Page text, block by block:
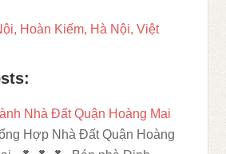
Hoàn Kiếm, Hà Nội, Việt
Nhà Đất Quận Hoàng Mai
Hợp Nhà Đất Quận Hoàng